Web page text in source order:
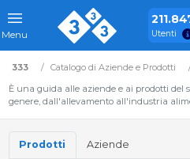
Menu Utenti
333 Catalogo di Aziende e Prodotti
È una guida alle aziende e ai prodotti del
genere, dall'allevamento all'industria
Prodotti Aziende